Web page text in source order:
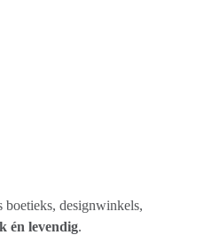
boetieks, designwinkels,
én levendig.